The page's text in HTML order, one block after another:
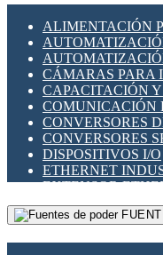
SENSORES
VARIACS
VARIADORES DE
MAQUINARIA
HERRAMIENTAS
ILUMINACIÓN
INTERRUPTORES
INTERFACES DE
OTROS RELÉS
PROTECCIÓN
RELÉS
RELÉS DE SEÑAL
RELÉS DE
RELÉS
RELÉS
SENSORES
ALIMENTACIÓN
CÁMARAS PARA
CAPACITACIÓN Y
COMUNICACIÓN
CONVERSORES
CONVERSORES
DISPOSITIVOS I/O
ETHERNET
EXTENSOR
GATEWAY
GESTIÓN DE